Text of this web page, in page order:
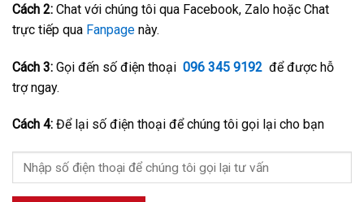
Cách 2: Chat với chúng tôi qua Facebook, Zalo hoặc Chat
trực tiếp qua Fanpage này.
Cách 3: Gọi đến số điện thoại 096 345 9192 để được hỗ
trợ ngay.
Cách 4: Để lại số điện thoại để chúng tôi gọi lại cho bạn